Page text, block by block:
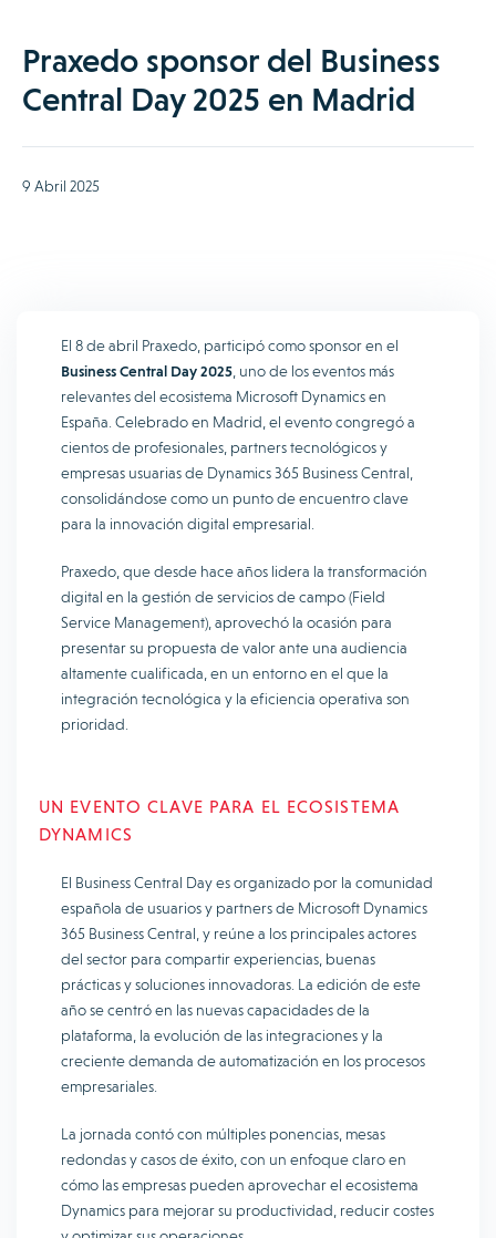
Praxedo sponsor del Business
Central Day 2025 en Madrid
9 Abril 2025
El 8 de abril Praxedo, participó como sponsor en el
Business Central Day 2025 , uno de los eventos más
relevantes del ecosistema Microsoft Dynamics en
España. Celebrado en Madrid, el evento congregó a
cientos de profesionales, partners tecnológicos y
empresas usuarias de Dynamics 365 Business Central,
consolidándose como un punto de encuentro clave
para la innovación digital empresarial.
Praxedo, que desde hace años lidera la transformación
digital en la gestión de servicios de campo (Field
Service Management), aprovechó la ocasión para
presentar su propuesta de valor ante una audiencia
altamente cualificada, en un entorno en el que la
integración tecnológica y la eficiencia operativa son
prioridad.
UN EVENTO CLAVE PARA EL ECOSISTEMA
DYNAMICS
El Business Central Day es organizado por la comunidad
española de usuarios y partners de Microsoft Dynamics
365 Business Central, y reúne a los principales actores
del sector para compartir experiencias, buenas
prácticas y soluciones innovadoras. La edición de este
año se centró en las nuevas capacidades de la
plataforma, la evolución de las integraciones y la
creciente demanda de automatización en los procesos
empresariales.
La jornada contó con múltiples ponencias, mesas
redondas y casos de éxito, con un enfoque claro en
cómo las empresas pueden aprovechar el ecosistema
Dynamics para mejorar su productividad, reducir costes